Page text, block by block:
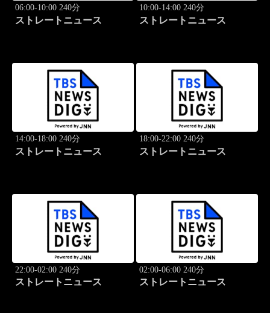
06:00-10:00 240分
ストレートニュース
10:00-14:00 240分
ストレートニュース
14:00-18:00 240分
ストレートニュース
18:00-22:00 240分
ストレートニュース
22:00-02:00 240分
ストレートニュース
02:00-06:00 240分
ストレートニュース